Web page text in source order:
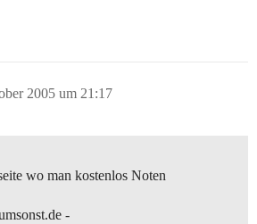
2005 um 21:17
wo man kostenlos Noten
-